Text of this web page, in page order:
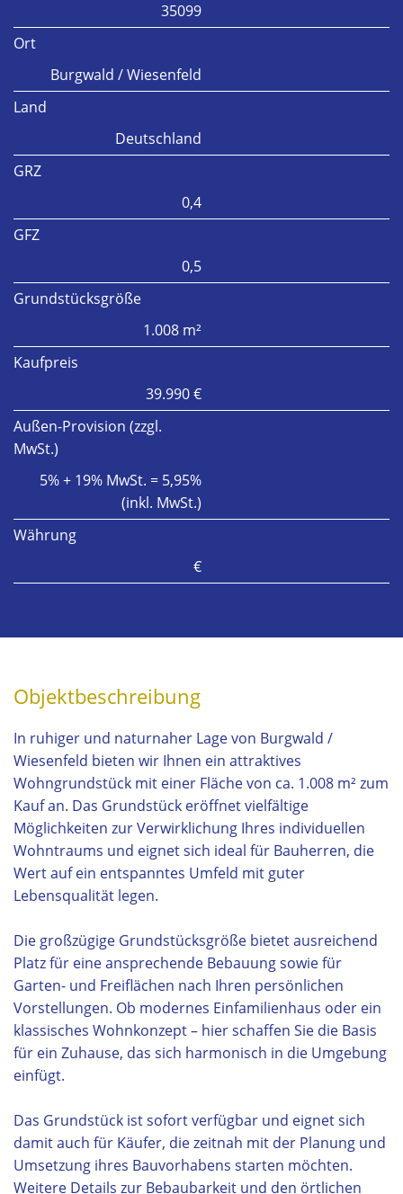
35099
Ort
Burgwald / Wiesenfeld
Land
Deutschland
GRZ
0,4
GFZ
0,5
Grundstücksgröße
1.008 m²
Kaufpreis
39.990 €
Außen-Provision (zzgl.
MwSt.)
5% + 19% MwSt. = 5,95%
(inkl. MwSt.)
Währung
€
Objektbeschreibung
In ruhiger und naturnaher Lage von Burgwald /
Wiesenfeld bieten wir Ihnen ein attraktives
Wohngrundstück mit einer Fläche von ca. 1.008 m² zum
Kauf an. Das Grundstück eröffnet vielfältige
Möglichkeiten zur Verwirklichung Ihres individuellen
Wohntraums und eignet sich ideal für Bauherren, die
Wert auf ein entspanntes Umfeld mit guter
Lebensqualität legen.
Die großzügige Grundstücksgröße bietet ausreichend
Platz für eine ansprechende Bebauung sowie für
Garten- und Freiflächen nach Ihren persönlichen
Vorstellungen. Ob modernes Einfamilienhaus oder ein
klassisches Wohnkonzept – hier schaffen Sie die Basis
für ein Zuhause, das sich harmonisch in die Umgebung
einfügt.
Das Grundstück ist sofort verfügbar und eignet sich
damit auch für Käufer, die zeitnah mit der Planung und
Umsetzung ihres Bauvorhabens starten möchten.
Weitere Details zur Bebaubarkeit und den örtlichen